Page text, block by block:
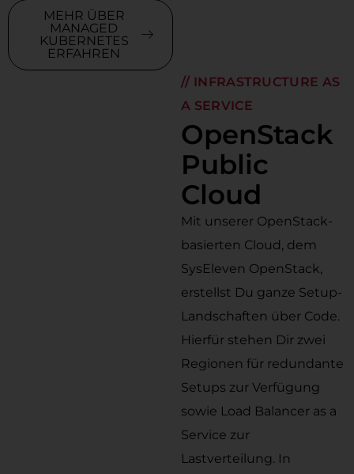
MEHR ÜBER
MANAGED
KUBERNETES
ERFAHREN
// INFRASTRUCTURE AS
A SERVICE
OpenStack
Public
Cloud
Mit unserer OpenStack-
basierten Cloud, dem
SysEleven OpenStack,
erstellst Du ganze Setup-
Landschaften über Code.
Hierfür stehen Dir zwei
Regionen für redundante
Setups zur Verfügung
sowie Load Balancer as a
Service zur
Lastverteilung. In